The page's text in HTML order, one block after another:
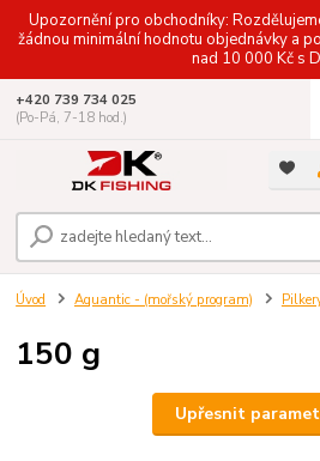
Upozornění pro obchodníky:
žádnou minimální hodnotu objednávky a
nad 10 000 Kč s
+420 739 734 025
(Po-Pá, 7-18 hod.)
Úvod Aquantic - (mořský program)
150 g
Upřesnit